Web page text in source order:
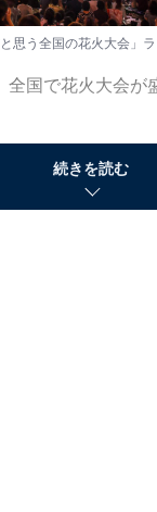
思う全国の花火大会」
全国で花火大会が
編集部では、
女250人を対象に
続きを読む